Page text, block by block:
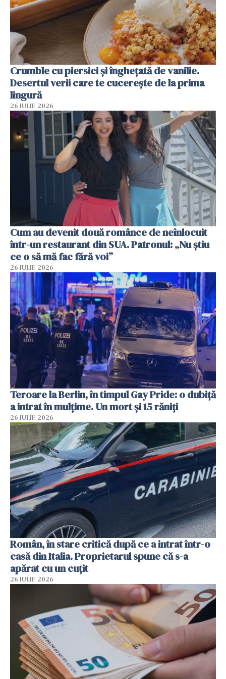
Crumble cu piersici și înghețată de vanilie.
Desertul verii care te cucerește de la prima
lingură
26 IULIE 2026
Cum au devenit două românce de neînlocuit
într-un restaurant din SUA. Patronul: „Nu știu
ce o să mă fac fără voi”
26 IULIE 2026
Teroare la Berlin, în timpul Gay Pride: o dubiță
a intrat în mulțime. Un mort și 15 răniți
26 IULIE 2026
Român, în stare critică după ce a intrat într-o
casă din Italia. Proprietarul spune că s-a
apărat cu un cuțit
26 IULIE 2026